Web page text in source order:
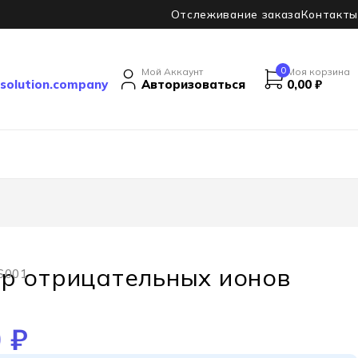
Отслеживание заказаКонтакты
Мой Аккаунт
Авторизоваться
0 Моя корзина
0,00 ₽
отрицательных ионов
₽